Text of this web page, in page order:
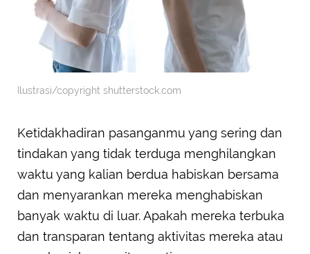
Ilustrasi/copyright shutterstock.com
Ketidakhadiran pasanganmu yang sering dan
tindakan yang tidak terduga menghilangkan
waktu yang kalian berdua habiskan bersama
dan menyarankan mereka menghabiskan
banyak waktu di luar. Apakah mereka terbuka
dan transparan tentang aktivitas mereka atau